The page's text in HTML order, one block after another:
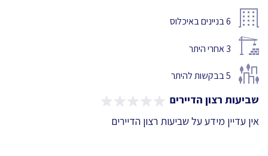
6בניינים באיכלוס
3אחרי היתר
5בבקשות להיתר
שביעות רצון הדיירים
אין עדיין מידע על שביעות רצון הדיירים